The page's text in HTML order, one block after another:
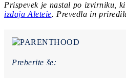
Prispevek je nastal po izvirniku,
izdaja Aleteie. Prevedla in
Preberite še: